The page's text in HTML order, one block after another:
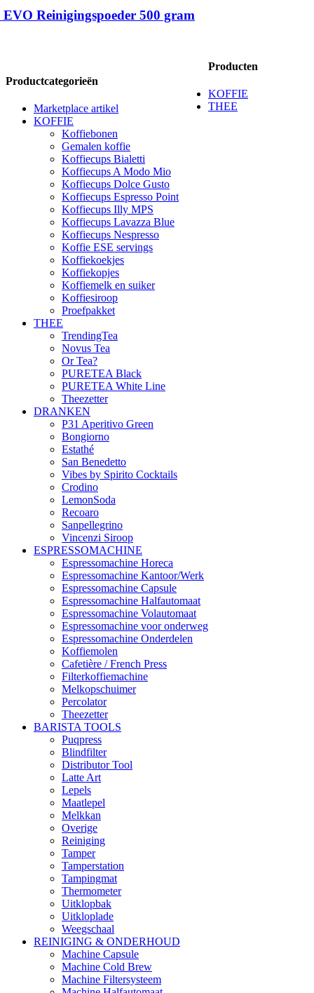
EVO Reinigingspoeder 500 gram
Productcategorieën
Marketplace artikel
KOFFIE
Koffiebonen
Gemalen koffie
Koffiecups Bialetti
Koffiecups A Modo Mio
Koffiecups Dolce Gusto
Koffiecups Espresso Point
Koffiecups Illy MPS
Koffiecups Lavazza Blue
Koffiecups Nespresso
Koffie ESE servings
Koffiekoekjes
Koffiekopjes
Koffiemelk en suiker
Koffiesiroop
Proefpakket
THEE
TrendingTea
Novus Tea
Or Tea?
PURETEA Black
PURETEA White Line
Theezetter
DRANKEN
P31 Aperitivo Green
Bongiorno
Estathé
San Benedetto
Vibes by Spirito Cocktails
Crodino
LemonSoda
Recoaro
Sanpellegrino
Vincenzi Siroop
ESPRESSOMACHINE
Espressomachine Horeca
Espressomachine Kantoor/Werk
Espressomachine Capsule
Espressomachine Halfautomaat
Espressomachine Volautomaat
Espressomachine voor onderweg
Espressomachine Onderdelen
Koffiemolen
Cafetière / French Press
Filterkoffiemachine
Melkopschuimer
Percolator
Theezetter
BARISTA TOOLS
Puqpress
Blindfilter
Distributor Tool
Latte Art
Lepels
Maatlepel
Melkkan
Overige
Reiniging
Tamper
Tamperstation
Tampingmat
Thermometer
Uitklopbak
Uitkloplade
Weegschaal
REINIGING & ONDERHOUD
Machine Capsule
Machine Cold Brew
Machine Filtersysteem
Producten
KOFFIE
THEE